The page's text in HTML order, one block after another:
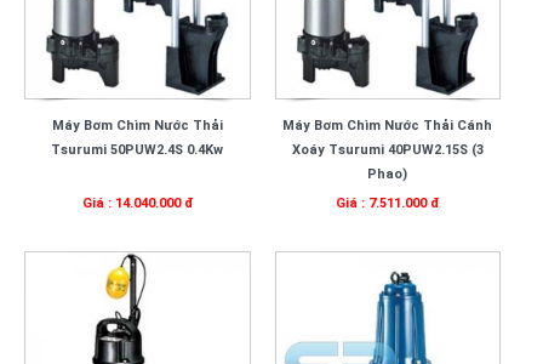
Máy Bơm Chìm Nước Thải
Tsurumi 50PUW2.4S 0.4Kw
Giá : 14.040.000 đ
Máy Bơm Chìm Nước Thải Cánh
Xoáy Tsurumi 40PUW2.15S (3
Phao)
Giá : 7.511.000 đ